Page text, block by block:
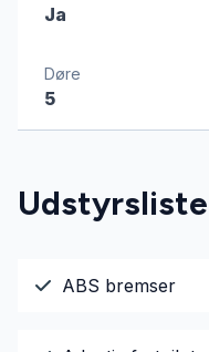
Ja
Døre
5
Udstyrsliste
ABS bremser